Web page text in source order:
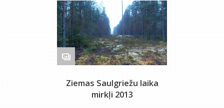
Ziemas Saulgriežu laika
mirkļi 2013